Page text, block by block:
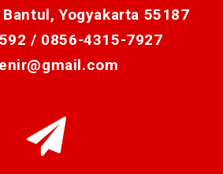
Yogyakarta 55187
/ 0856-4315-7927